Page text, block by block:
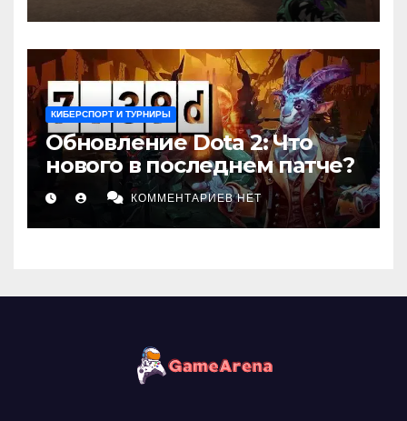
КИБЕРСПОРТ И ТУРНИРЫ
Обновление Dota 2: Что
нового в последнем патче?
КОММЕНТАРИЕВ НЕТ